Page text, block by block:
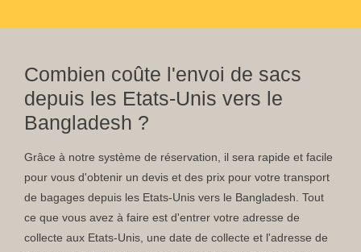
Combien coûte l'envoi de sacs
depuis les Etats-Unis vers le
Bangladesh ?
Grâce à notre système de réservation, il sera rapide et facile
pour vous d'obtenir un devis et des prix pour votre transport
de bagages depuis les Etats-Unis vers le Bangladesh. Tout
ce que vous avez à faire est d'entrer votre adresse de
collecte aux Etats-Unis, une date de collecte et l'adresse de